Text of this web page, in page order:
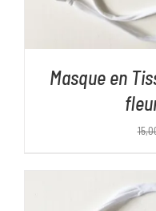
Masque en